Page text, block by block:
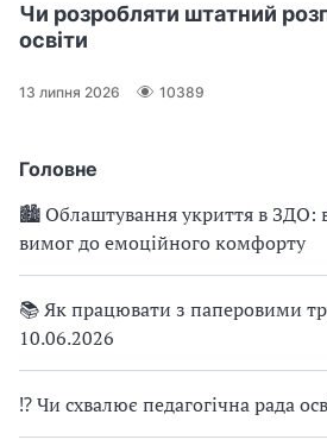
Головне
🏙 Облаштування укриття в ЗДО:
вимог до емоційного комфорту
📚 Як працювати з паперовими
10.06.2026
⁉ Чи схвалює педагогічна рада
Чи розробляти штатний
освіти
13 липня 2026 10389